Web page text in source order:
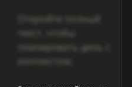
Откройте полный
текст, чтобы
планировать день с
контекстом.